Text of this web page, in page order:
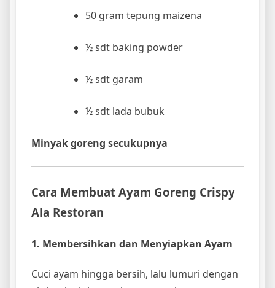
50 gram tepung maizena
½ sdt baking powder
½ sdt garam
½ sdt lada bubuk
Minyak goreng secukupnya
Cara Membuat Ayam Goreng Crispy
Ala Restoran
1. Membersihkan dan Menyiapkan Ayam
Cuci ayam hingga bersih, lalu lumuri dengan